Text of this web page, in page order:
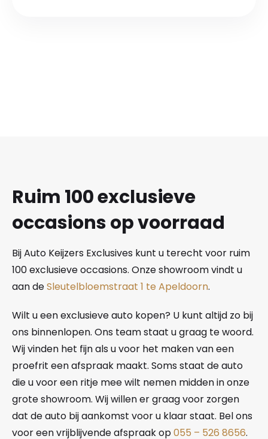
Ruim 100 exclusieve
occasions op voorraad
Bij Auto Keijzers Exclusives kunt u terecht voor ruim
100 exclusieve occasions. Onze showroom vindt u
aan deSleutelbloemstraat 1 te Apeldoorn.
Wilt u een exclusieve auto kopen? U kunt altijd zo bij
ons binnenlopen. Ons team staat u graag te woord.
Wij vinden het fijn als u voor het maken van een
proefrit een afspraak maakt. Soms staat de auto
die u voor een ritje mee wilt nemen midden in onze
grote showroom. Wij willen er graag voor zorgen
dat de auto bij aankomst voor u klaar staat. Bel ons
voor een vrijblijvende afspraak op055 – 526 8656.